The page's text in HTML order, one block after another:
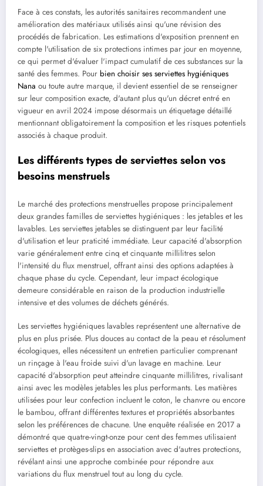
Face à ces constats, les autorités sanitaires recommandent une
amélioration des matériaux utilisés ainsi qu'une révision des
procédés de fabrication. Les estimations d'exposition prennent en
compte l'utilisation de six protections intimes par jour en moyenne,
ce qui permet d'évaluer l'impact cumulatif de ces substances sur la
santé des femmes. Pour bien choisir ses serviettes hygiéniques
Nana ou toute autre marque, il devient essentiel de se renseigner
sur leur composition exacte, d'autant plus qu'un décret entré en
vigueur en avril 2024 impose désormais un étiquetage détaillé
mentionnant obligatoirement la composition et les risques potentiels
associés à chaque produit.
Les différents types de serviettes selon vos
besoins menstruels
Le marché des protections menstruelles propose principalement
deux grandes familles de serviettes hygiéniques : les jetables et les
lavables. Les serviettes jetables se distinguent par leur facilité
d'utilisation et leur praticité immédiate. Leur capacité d'absorption
varie généralement entre cinq et cinquante millilitres selon
l'intensité du flux menstruel, offrant ainsi des options adaptées à
chaque phase du cycle. Cependant, leur impact écologique
demeure considérable en raison de la production industrielle
intensive et des volumes de déchets générés.
Les serviettes hygiéniques lavables représentent une alternative de
plus en plus prisée. Plus douces au contact de la peau et résolument
écologiques, elles nécessitent un entretien particulier comprenant
un rinçage à l'eau froide suivi d'un lavage en machine. Leur
capacité d'absorption peut atteindre cinquante millilitres, rivalisant
ainsi avec les modèles jetables les plus performants. Les matières
utilisées pour leur confection incluent le coton, le chanvre ou encore
le bambou, offrant différentes textures et propriétés absorbantes
selon les préférences de chacune. Une enquête réalisée en 2017 a
démontré que quatre-vingt-onze pour cent des femmes utilisaient
serviettes et protèges-slips en association avec d'autres protections,
révélant ainsi une approche combinée pour répondre aux
variations du flux menstruel tout au long du cycle.